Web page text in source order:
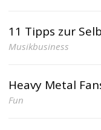
11 Tipps zur
Musikbusiness
Heavy Metal
Fun